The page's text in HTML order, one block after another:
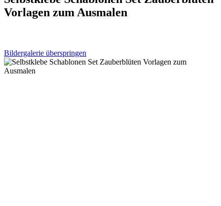
Vorlagen zum Ausmalen
Bildergalerie überspringen